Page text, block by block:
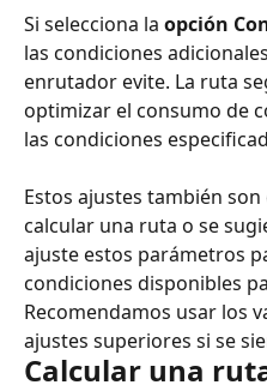
Si selecciona la opción
las condiciones
enrutador evite. La ruta
optimizar el consumo de
las condiciones
Estos ajustes también
calcular una ruta o se
ajuste estos parámetros
condiciones disponibles
Recomendamos usar los
ajustes superiores si se
Calcular una